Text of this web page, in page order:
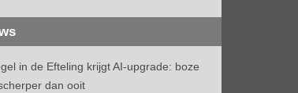
in de Efteling krijgt AI-upgrade: boze
dan ooit